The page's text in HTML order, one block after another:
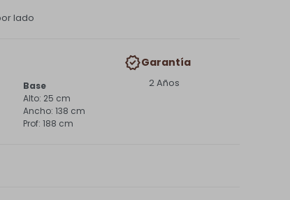
lado
Base
25 cm
138 cm
188 cm
Garantía
2 Años